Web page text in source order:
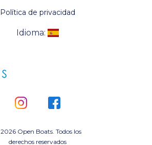
Política de privacidad
Idioma:
2026 Open Boats. Todos los
derechos reservados